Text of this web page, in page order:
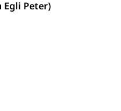
Egli Peter)
Luzern)
Sozialhilfe
(Dienststelle)
(WAS Luzern)
Pflegeinitiative,